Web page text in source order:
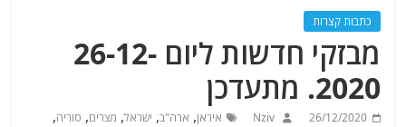
כתבות קצרות
מבזקי חדשות ליום 26-12-
2020. מתעדכן
26/12/2020
Nziv איראן, ארה"ב, ישראל, מצרים, סוריה,